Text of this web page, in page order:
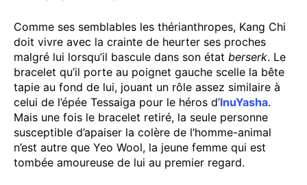
Comme ses semblables les thérianthropes, Kang Chi
doit vivre avec la crainte de heurter ses proches
malgré lui lorsqu’il bascule dans son état berserk. Le
bracelet qu’il porte au poignet gauche scelle la bête
tapie au fond de lui, jouant un rôle assez similaire à
celui de l’épée Tessaiga pour le héros d’InuYasha.
Mais une fois le bracelet retiré, la seule personne
susceptible d’apaiser la colère de l’homme-animal
n’est autre que Yeo Wool, la jeune femme qui est
tombée amoureuse de lui au premier regard.